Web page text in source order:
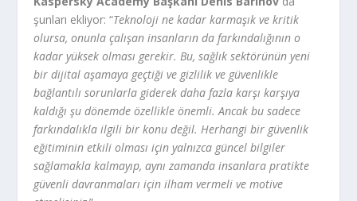
şunları ekliyor: “Teknoloji ne kadar karmaşık ve kritik
olursa, onunla çalışan insanların da farkındalığının o
kadar yüksek olması gerekir. Bu, sağlık sektörünün yeni
bir dijital aşamaya geçtiği ve gizlilik ve güvenlikle
bağlantılı sorunlarla giderek daha fazla karşı karşıya
kaldığı şu dönemde özellikle önemli. Ancak bu sadece
farkındalıkla ilgili bir konu değil. Herhangi bir güvenlik
eğitiminin etkili olması için yalnızca güncel bilgiler
sağlamakla kalmayıp, aynı zamanda insanlara pratikte
güvenli davranmaları için ilham vermeli ve motive